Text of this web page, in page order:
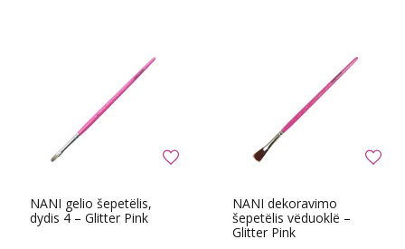
NANI gelio šepetëlis,
dydis 4 – Glitter Pink
NANI dekoravimo
šepetëlis vëduoklë –
Glitter Pink